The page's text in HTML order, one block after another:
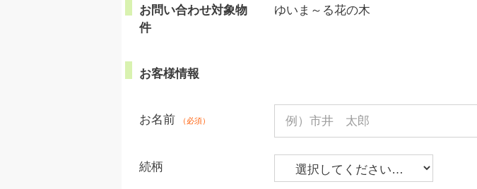
お問い合わせ対象物
件
ゆいま～る花の木
お客様情報
お名前 （必須）
続柄